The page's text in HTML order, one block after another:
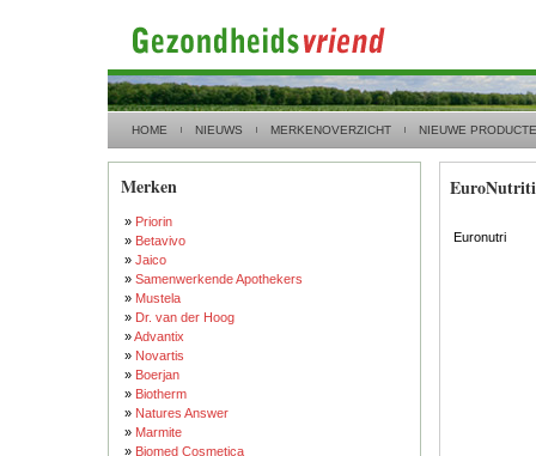
HOME NIEUWS MERKENOVERZICHT NIEUWE
Merken
» Priorin
» Betavivo
» Jaico
» Samenwerkende Apothekers
» Mustela
» Dr. van der Hoog
»Advantix
» Novartis
» Boerjan
» Biotherm
» Natures Answer
» Marmite
» Biomed Cosmetica
Euronutri